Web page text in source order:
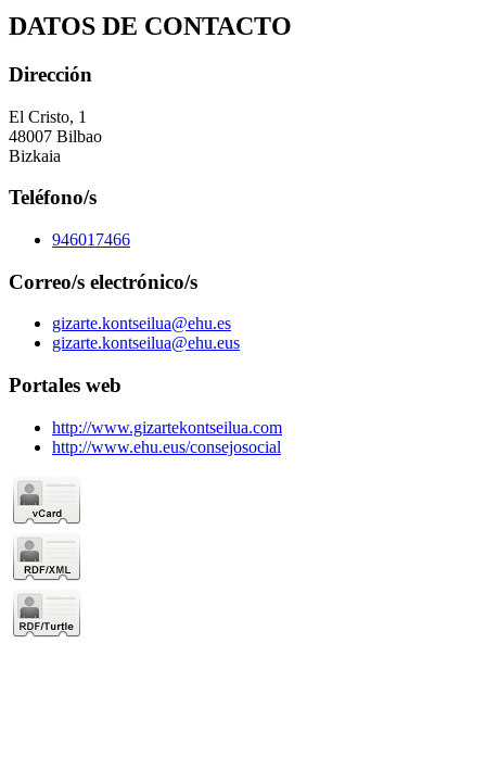
DATOS DE CONTACTO
Dirección
El Cristo, 1
48007 Bilbao
Bizkaia
Teléfono/s
946017466
Correo/s electrónico/s
gizarte.kontseilua@ehu.es
gizarte.kontseilua@ehu.eus
Portales web
http://www.gizartekontseilua.com
http://www.ehu.eus/consejosocial